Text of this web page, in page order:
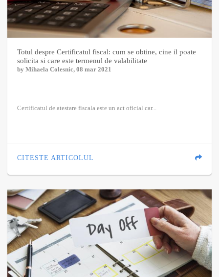
Totul despre Certificatul fiscal: cum se obtine, cine il poate
solicita si care este termenul de valabilitate
by Mihaela Colesnic, 08 mar 2021
Certificatul de atestare fiscala este un act oficial car...
CITESTE ARTICOLUL